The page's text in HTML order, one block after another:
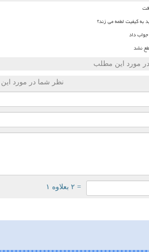
به کیفیت لطمه می زند؟
داد
نشد
در مورد این مطلب
نظر شما در مورد
= ۲ بعلاوه ۱